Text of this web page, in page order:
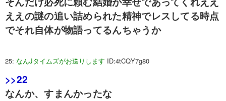
ええの謎の追い詰められた精神でレスしてる時点
でそれ自体が物語ってるんちゃうか
25: なんJタイムズがお送りします ID:4tCQY7g80
>>22
なんか、すまんかったな